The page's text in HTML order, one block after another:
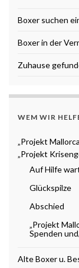
Boxer suchen
Boxer in der
Zuhause
WEM WIR
„Projekt
„Projekt
Auf Hilfe
Glückspilze
Abschied
„Projekt
Spenden
Alte Boxer u.